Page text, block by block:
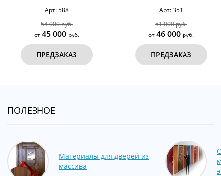
Арт: 588
54 000 руб.
от45 000 руб.
ПРЕДЗАКАЗ
Арт: 351
51 000 руб.
от46 000 руб.
ПРЕДЗАКАЗ
ПОЛЕЗНОЕ
Материалы для дверей из
массива